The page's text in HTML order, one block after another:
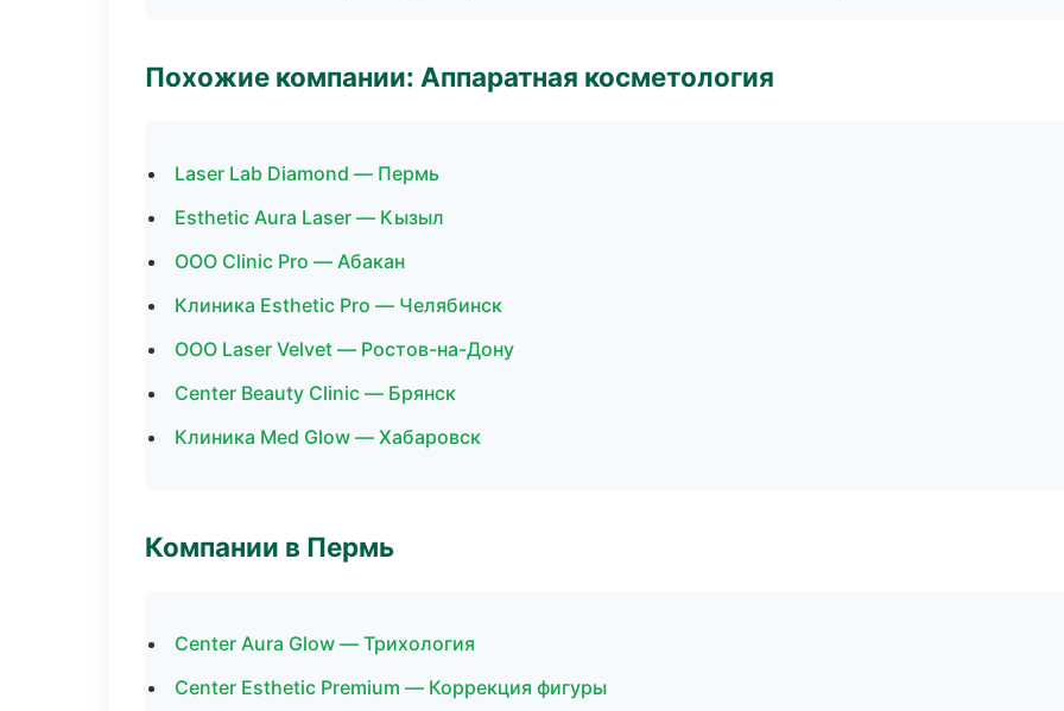
Похожие компании: Аппаратная косметология
Laser Lab Diamond — Пермь
Esthetic Aura Laser — Кызыл
ООО Clinic Pro — Абакан
Клиника Esthetic Pro — Челябинск
ООО Laser Velvet — Ростов-на-Дону
Center Beauty Clinic — Брянск
Клиника Med Glow — Хабаровск
Компании в Пермь
Center Aura Glow — Трихология
Center Esthetic Premium — Коррекция фигуры